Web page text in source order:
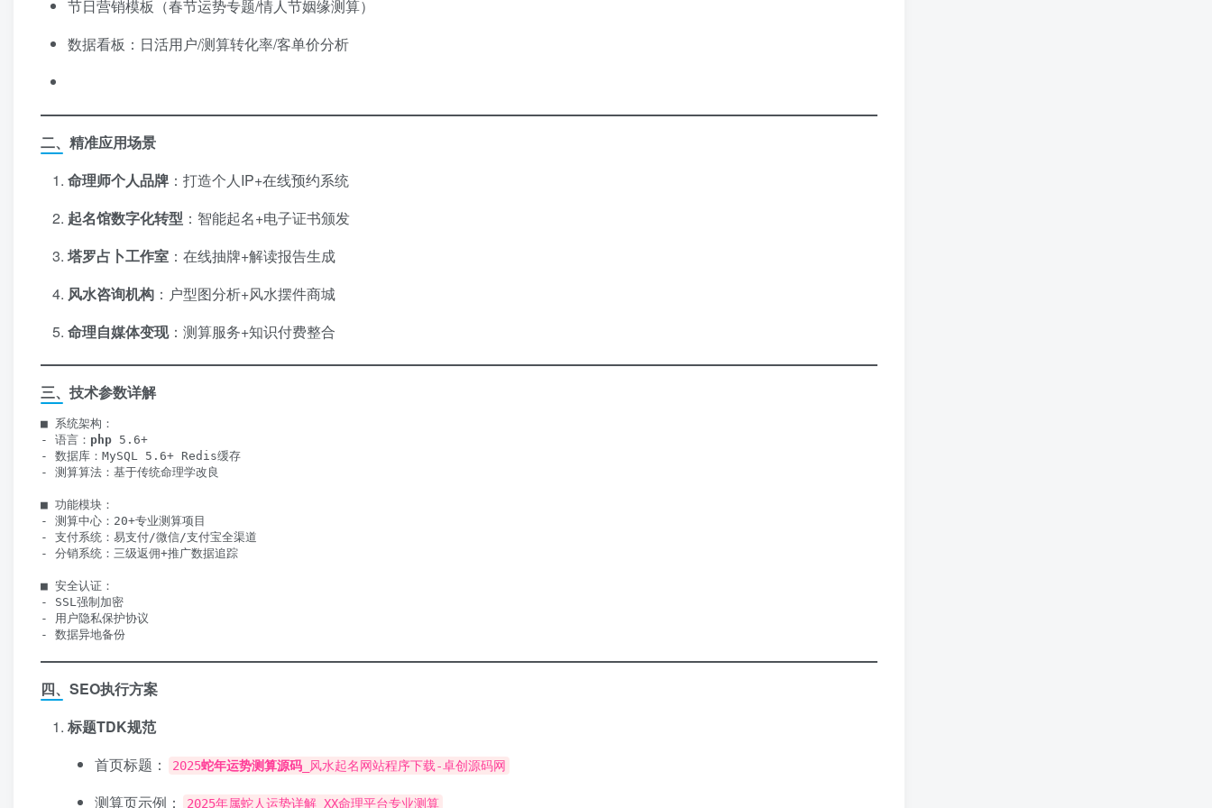
节日营销模板（春节运势专题/情人节姻缘测算）
数据看板：日活用户/测算转化率/客单价分析
二、精准应用场景
命理师个人品牌 ：打造个人IP+在线预约系统
起名馆数字化转型 ：智能起名+电子证书颁发
塔罗占卜工作室 ：在线抽牌+解读报告生成
风水咨询机构 ：户型图分析+风水摆件商城
命理自媒体变现：测算服务+知识付费整合
三、技术参数详解
■ 系统架构：
- 语言： php 5.6+
- 数据库：MySQL 5.6+ Redis缓存
- 测算算法：基于传统命理学改良
■ 功能模块：
- 测算中心：20+专业测算项目
- 支付系统：易支付/微信/支付宝全渠道
- 分销系统：三级返佣+推广数据追踪
■ 安全认证：
- SSL强制加密
- 用户隐私保护协议
- 数据异地备份
四、SEO执行方案
标题TDK规范
首页标题：
2025蛇年运势测算源码 _风水起名网站程序下载-卓创源码网
测算页示例： 2025年属蛇人运势详解_XX命理平台专业测算